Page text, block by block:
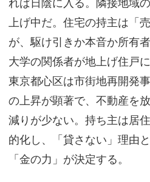
れば日陰に入る。隣接地域
上げ中だ。住宅の持主は「
が、駆け引きか本音か所有
大学の関係者が地上げ住戸
東京都心区は市街地再開発
の上昇が顕著で、不動産を
減りが少ない。持ち主は居
的化し、「貸さない」理由
「金の力」が決定する。